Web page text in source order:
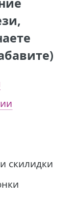
скилидки